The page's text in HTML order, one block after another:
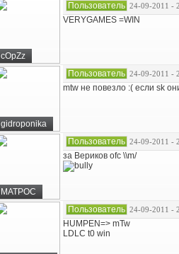
cOpZz
Пользователь 24-09-2011 -
VERYGAMES =WIN
gidroponika
Пользователь 24-09-2011 -
mtw не повезло :( если sk
MATPOC
Пользователь 24-09-2011 -
за Вериков ofc \\m/
Пользователь 24-09-2011 -
HUMPEN=> mTw
LDLC t0 win